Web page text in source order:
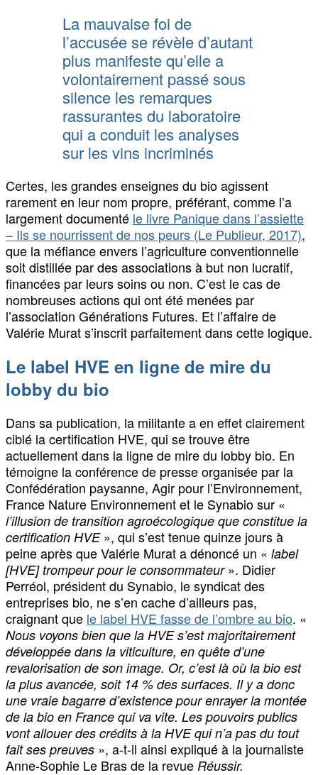
La mauvaise foi de
l’accusée se révèle d’autant
plus manifeste qu’elle a
volontairement passé sous
silence les remarques
rassurantes du laboratoire
qui a conduit les analyses
sur les vins incriminés
Certes, les grandes enseignes du bio agissent
rarement en leur nom propre, préférant, comme l’a
largement documenté le livre Panique dans l’assiette
– Ils se nourrissent de nos peurs (Le Publieur, 2017),
que la méfiance envers l’agriculture conventionnelle
soit distillée par des associations à but non lucratif,
financées par leurs soins ou non. C’est le cas de
nombreuses actions qui ont été menées par
l’association Générations Futures. Et l’affaire de
Valérie Murat s’inscrit parfaitement dans cette logique.
Le label HVE en ligne de mire du
lobby du bio
Dans sa publication, la militante a en effet clairement
ciblé la certification HVE, qui se trouve être
actuellement dans la ligne de mire du lobby bio. En
témoigne la conférence de presse organisée par la
Confédération paysanne, Agir pour l’Environnement,
France Nature Environnement et le Synabio sur «
l’illusion de transition agroécologique que constitue la
certification HVE», qui s’est tenue quinze jours à
peine après que Valérie Murat a dénoncé un « label
[HVE] trompeur pour le consommateur ». Didier
Perréol, président du Synabio, le syndicat des
entreprises bio, ne s’en cache d’ailleurs pas,
craignant que le label HVE fasse de l’ombre au bio. «
Nous voyons bien que la HVE s’est majoritairement
développée dans la viticulture, en quête d’une
revalorisation de son image. Or, c’est là où la bio est
la plus avancée, soit 14 % des surfaces. Il y a donc
une vraie bagarre d’existence pour enrayer la montée
de la bio en France qui va vite. Les pouvoirs publics
vont allouer des crédits à la HVE qui n’a pas du tout
fait ses preuves », a-t-il ainsi expliqué à la journaliste
Anne-Sophie Le Bras de la revue Réussir.